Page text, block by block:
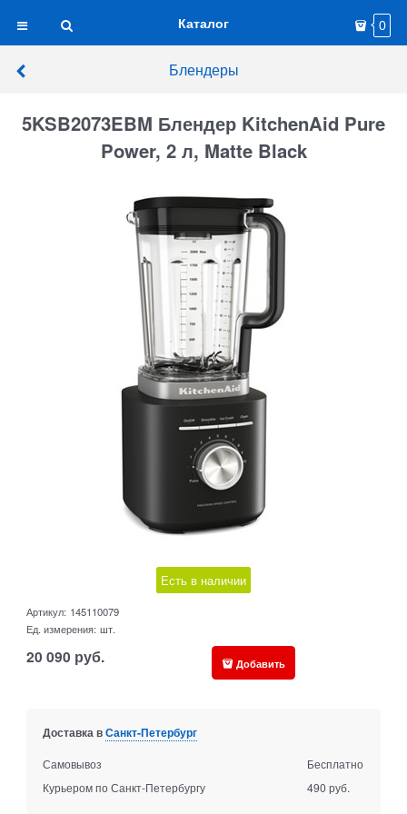
Каталог 0
Блендеры
5KSB2073EBM Блендер KitchenAid Pure
Power, 2 л, Matte Black
Есть в наличии
Артикул: 145110079
Ед. измерения: шт.
20 090 руб. Добавить
Доставка вСанкт-Петербург
Самовывоз
Бесплатно
Курьером по Санкт-Петербургу
490 руб.